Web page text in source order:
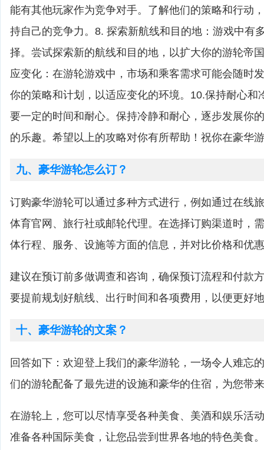
能有其他玩家作为竞争对手。了解他们的策略和行动
持自己的竞争力。8. 探索新航线和目的地：游戏中有
择。尝试探索新的航线和目的地，以扩大你的游轮帝
应变化：在游轮游戏中，市场和乘客需求可能会随时
你的策略和计划，以适应变化的环境。10.保持耐心和
要一定的时间和耐心。保持冷静和耐心，逐步发展你
的乐趣。希望以上的攻略对你有所帮助！祝你在豪华
九、豪华游轮怎么订？
订购豪华游轮可以通过多种方式进行，例如通过在线
体育官网、旅行社或邮轮代理。在选择订购渠道时，
体行程、服务、设施等方面的信息，并对比价格和优
建议在预订前多做调查和咨询，确保预订流程和付款
要提前规划好航线、出行时间和各项费用，以便更好
十、豪华游轮的文案？
回答如下：欢迎登上我们的豪华游轮，一场令人难忘
们的游轮配备了最先进的设施和豪华的住宿，为您带
在游轮上，您可以尽情享受各种美食、美酒和娱乐活
准备各种国际美食，让您品尝到世界各地的特色美食